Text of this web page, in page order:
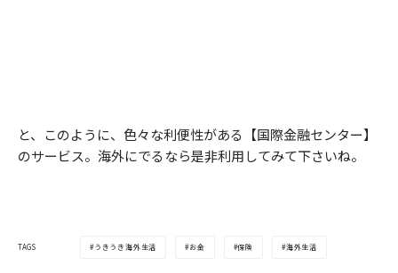
と、このように、色々な利便性がある【国際金融センター】
のサービス。海外にでるなら是非利用してみて下さいね。
TAGS うきうき海外生活 お金 保険 海外生活